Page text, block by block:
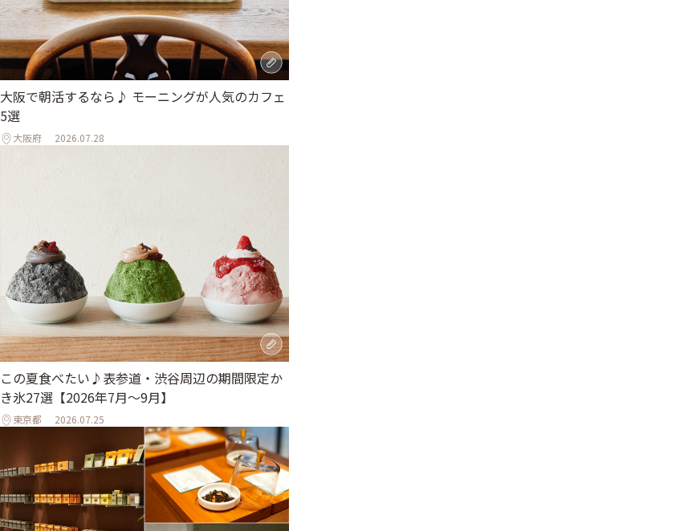
大阪で朝活するなら♪ モーニングが人気のカフェ
5選
大阪府 2026.07.28
この夏食べたい♪表参道・渋谷周辺の期間限定か
き氷27選【2026年7月～9月】
東京都 2026.07.25